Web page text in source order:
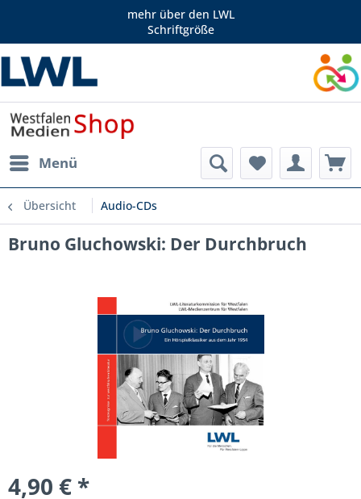
mehr über den LWL
Schriftgröße
Menü
Übersicht Audio-CDs
Bruno Gluchowski: Der Durchbruch
4,90 € *